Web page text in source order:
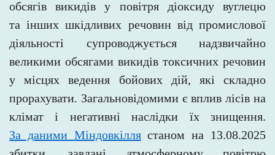
обсягів викидів у повітря діоксиду вуглецю
та інших шкідливих речовин від промислової
діяльності супроводжується надзвичайно
великими обсягами викидів токсичних речовин
у місцях ведення бойових дій, які складно
прорахувати. Загальновідомими є вплив лісів на
клімат і
негативні наслідки їх знищення.
За даними Міндовкіллястаном на 13.08.2025